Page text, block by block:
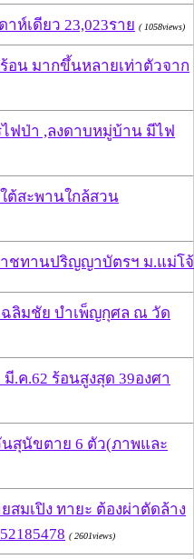
ห์เดียว 23,023ราย ( 1058views)
อน มากขึ้นหลายเท่าตัวจาก
ฟป่า ,ลงดาบหมู่บ้าน มีไฟ
ต้สะพานใกล้สวน
ชทานปริญญาบัตรฯ ม.แม่โจ้
ลิมชัย บำเพ็ญกุศล ณ วัด
.ค.62 ร้อนสูงสุด 39องศา
สุนัขตาย 6 ตัว(ภาพและ
มเปิง ทายะ ต้องผ่าตัดล้าง
( 2601views)